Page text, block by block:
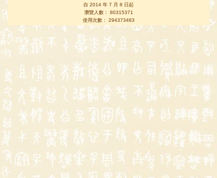
自 2014 年 7 月 8 日起
瀏覽人數： 80315371
使用次數： 294373483